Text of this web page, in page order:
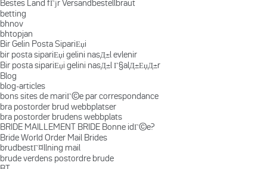
Bestes Land fГјr Versandbestellbraut
betting
bhnov
bhtopjan
Bir Gelin Posta SipariЕџi
bir posta sipariЕџi gelini nasД±l evlenir
Bir posta sipariЕџi gelini nasД±l Г§alД±ЕџД±r
Blog
blog-articles
bons sites de mariГ©e par correspondance
bra postorder brud webbplatser
bra postorder brudens webbplats
BRIDE MAILLEMENT BRIDE Bonne idГ©e?
Bride World Order Mail Brides
brudbestГ¤llning mail
brude verdens postordre brude